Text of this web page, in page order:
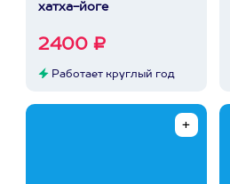
хатха-йоге
2400 ₽
Работает круглый год